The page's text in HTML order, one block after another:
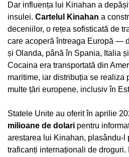
Dar influența lui Kinahan a
insulei. Cartelul Kinahan a
deceniilor, o rețea sofisticată de
care acoperă întreaga Europă —
și Olanda, până în Spania, Italia
Cocaina era transportată din
maritime, iar distribuția se realiza
multe țări europene, inclusiv în
Statele Unite au oferit în aprilie
milioane de dolari pentru
arestarea lui Kinahan, plasându-l
traficanți internaționali de droguri.